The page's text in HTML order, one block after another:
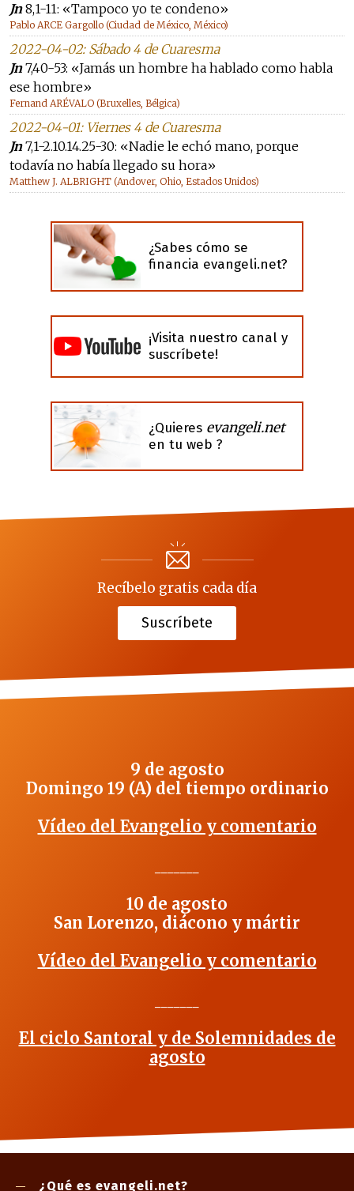
Jn8,1-11: «Tampoco yo te condeno»
Pablo ARCE Gargollo (Ciudad de México, México)
2022-04-02: Sábado 4 de Cuaresma
Jn7,40-53: «Jamás un hombre ha hablado como habla
ese hombre»
Fernand ARÉVALO (Bruxelles, Bélgica)
2022-04-01: Viernes 4 de Cuaresma
Jn7,1-2.10.14.25-30: «Nadie le echó mano, porque
todavía no había llegado su hora»
Matthew J. ALBRIGHT (Andover, Ohio, Estados Unidos)
¿Sabes cómo se
financia evangeli.net?
¡Visita nuestro canal y
suscríbete!
¿Quieres evangeli.net
en tu web ?
Recíbelo gratis cada día
Suscríbete
9 de agosto
Domingo 19 (A) del tiempo ordinario
Vídeo del Evangelio y comentario
10 de agosto
San Lorenzo, diácono y mártir
Vídeo del Evangelio y comentario
El ciclo Santoral y de Solemnidades de
agosto
¿Qué es evangeli.net?